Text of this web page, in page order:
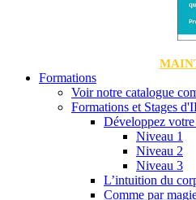
Formations
Voir notre catalogue
Formations et Stages
Développez
Niveau 1
Niveau 2
Niveau 3
L’intuition du
Comme par